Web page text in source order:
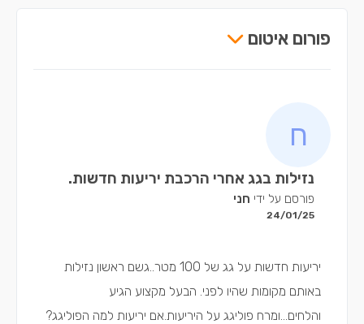
פורום איטום
נזילות בגג אחרי הרכבת יריעות חדשות.
פורסם על ידי חני
24/01/25
יריעות חדשות על גג של 100 מטר..גשם ראשון נזילות
באותם מקומות שהיו לפני. הבעל מקצוע הגיע
והלחים...ומרח פוליגג על היריעות.אם יריעות למה הפוליגג?